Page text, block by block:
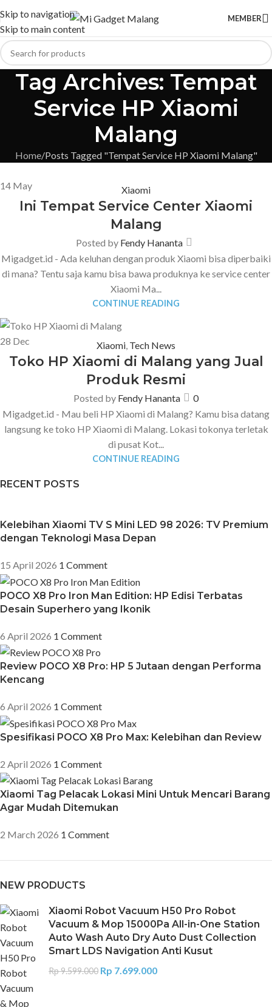
Skip to navigation
Skip to main content
MEMBER
Tag Archives: Tempat
Service HP Xiaomi
Malang
Home Posts Tagged "Tempat Service HP Xiaomi Malang"
14 May Xiaomi
Ini Tempat Service Center Xiaomi
Malang
Posted by Fendy Hananta
Migadget.id - Ada keluhan dengan produk Xiaomi bisa diperbaiki
di mana? Tentu saja kamu bisa bawa produknya ke service center
Xiaomi Ma...
CONTINUE READING
28 Dec Xiaomi, Tech News
Toko HP Xiaomi di Malang yang Jual
Produk Resmi
Posted by Fendy Hananta
0
Migadget.id - Mau beli HP Xiaomi di Malang? Kamu bisa datang
langsung ke toko HP Xiaomi di Malang. Lokasi tokonya terletak
di pusat Kot...
CONTINUE READING
RECENT POSTS
Kelebihan Xiaomi TV S Mini LED 98 2026: TV Premium
dengan Teknologi Masa Depan
15 April 2026 1 Comment
POCO X8 Pro Iron Man Edition: HP Edisi Terbatas
Desain Superhero yang Ikonik
6 April 2026 1 Comment
Review POCO X8 Pro: HP 5 Jutaan dengan Performa
Kencang
6 April 2026 1 Comment
Spesifikasi POCO X8 Pro Max: Kelebihan dan Review
2 April 2026 1 Comment
Xiaomi Tag Pelacak Lokasi Mini Untuk Mencari Barang
Agar Mudah Ditemukan
2 March 2026 1 Comment
NEW PRODUCTS
Xiaomi Robot Vacuum H50 Pro Robot
Vacuum & Mop 15000Pa All-in-One Station
Auto Wash Auto Dry Auto Dust Collection
Smart LDS Navigation Anti Kusut
Rp9.599.000 Rp 7.699.000